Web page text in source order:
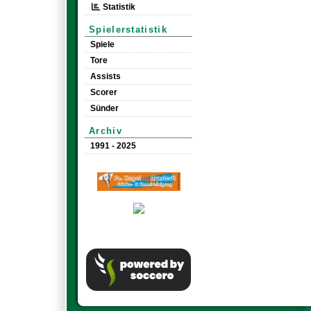
Statistik
Spielerstatistik
Spiele
Tore
Assists
Scorer
Sünder
Archiv
1991 - 2025